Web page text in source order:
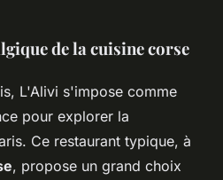
de la cuisine corse
L'Alivi s'impose comme
pour explorer la
Ce restaurant typique, à
, propose un grand choix